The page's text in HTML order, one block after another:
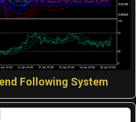
Following System